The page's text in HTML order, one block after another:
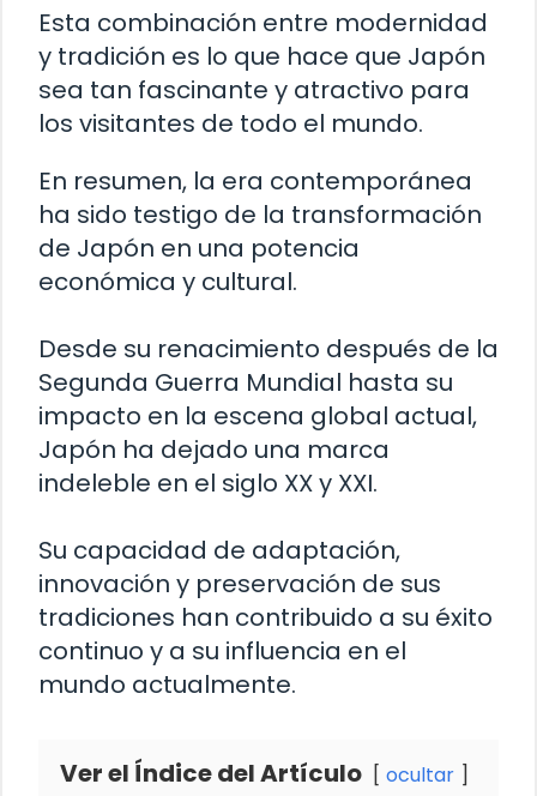
Esta combinación entre modernidad
y tradición es lo que hace que Japón
sea tan fascinante y atractivo para
los visitantes de todo el mundo.
En resumen, la era contemporánea
ha sido testigo de la transformación
de Japón en una potencia
económica y cultural.
Desde su renacimiento después de la
Segunda Guerra Mundial hasta su
impacto en la escena global actual,
Japón ha dejado una marca
indeleble en el siglo XX y XXI.
Su capacidad de adaptación,
innovación y preservación de sus
tradiciones han contribuido a su éxito
continuo y a su influencia en el
mundo actualmente.
Ver el Índice del Artículo ocultar